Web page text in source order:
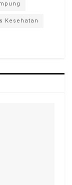
Kesehatan